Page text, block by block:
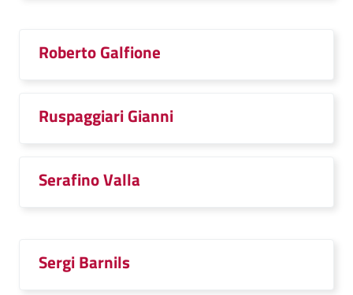
Roberto Galfione
Ruspaggiari Gianni
Serafino Valla
Sergi Barnils